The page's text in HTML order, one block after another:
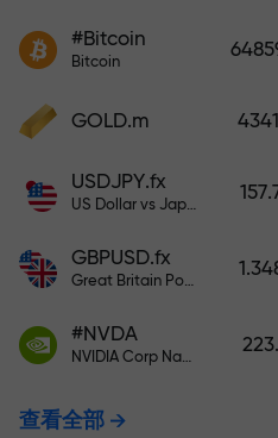
奖金。X1000不是印
#Bitcoin
Bitcoin
GOLD.m
USDJPY.fx
US Dollar vs Japanese Yen
GBPUSD.fx
Great Britain Pound vs US Dollar
#NVDA
NVIDIA Corp Nasdaq Stock Exchange (Nasdaq) USD
查看全部